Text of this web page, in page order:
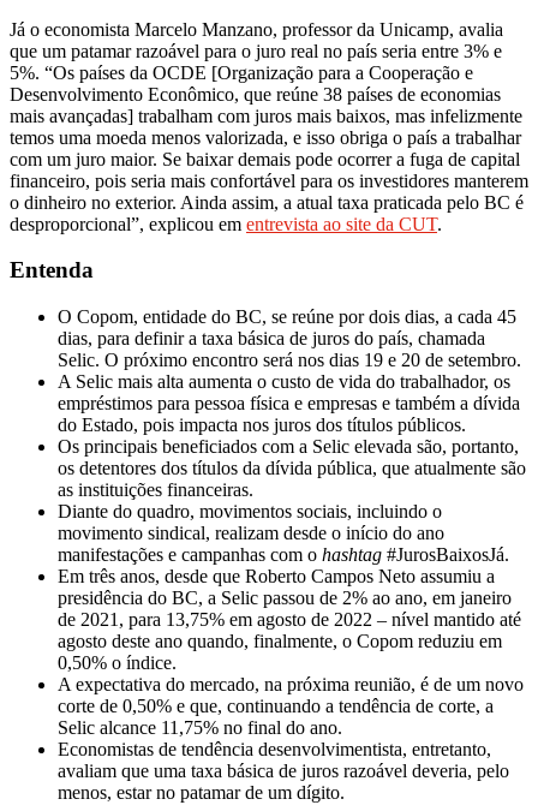
Já o economista Marcelo Manzano, professor da Unicamp, avalia
que um patamar razoável para o juro real no país seria entre 3% e
5%. “Os países da OCDE [Organização para a Cooperação e
Desenvolvimento Econômico, que reúne 38 países de economias
mais avançadas] trabalham com juros mais baixos, mas infelizmente
temos uma moeda menos valorizada, e isso obriga o país a trabalhar
com um juro maior. Se baixar demais pode ocorrer a fuga de capital
financeiro, pois seria mais confortável para os investidores manterem
o dinheiro no exterior. Ainda assim, a atual taxa praticada pelo BC é
desproporcional”, explicou em entrevista ao site da CUT.
Entenda
O Copom, entidade do BC, se reúne por dois dias, a cada 45
dias, para definir a taxa básica de juros do país, chamada
Selic. O próximo encontro será nos dias 19 e 20 de setembro.
A Selic mais alta aumenta o custo de vida do trabalhador, os
empréstimos para pessoa física e empresas e também a dívida
do Estado, pois impacta nos juros dos títulos públicos.
Os principais beneficiados com a Selic elevada são, portanto,
os detentores dos títulos da dívida pública, que atualmente são
as instituições financeiras.
Diante do quadro, movimentos sociais, incluindo o
movimento sindical, realizam desde o início do ano
manifestações e campanhas com o hashtag #JurosBaixosJá.
Em três anos, desde que Roberto Campos Neto assumiu a
presidência do BC, a Selic passou de 2% ao ano, em janeiro
de 2021, para 13,75% em agosto de 2022 – nível mantido até
agosto deste ano quando, finalmente, o Copom reduziu em
0,50% o índice.
A expectativa do mercado, na próxima reunião, é de um novo
corte de 0,50% e que, continuando a tendência de corte, a
Selic alcance 11,75% no final do ano.
Economistas de tendência desenvolvimentista, entretanto,
avaliam que uma taxa básica de juros razoável deveria, pelo
menos, estar no patamar de um dígito.